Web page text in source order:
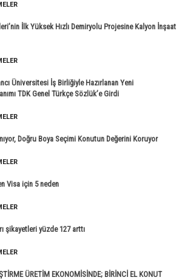
İlk Yüksek Hızlı Demiryolu Projesine Kalyon İnşaat
Üniversitesi İş Birliğiyle Hazırlanan Yeni
TDK Genel Türkçe Sözlük’e Girdi
Doğru Boya Seçimi Konutun Değerini Koruyor
Visa için 5 neden
şikayetleri yüzde 127 arttı
ÜRETİM EKONOMİSİNDE; BİRİNCİ EL KONUT